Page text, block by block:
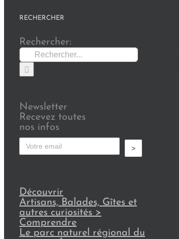
RECHERCHER
Rechercher:
Newsletter
Recevez toutes
nos infos
>
Découvrir
Artisans, Balades, Gîtes et
autres curiosités >
Comprendre
Le parc naturel régional du